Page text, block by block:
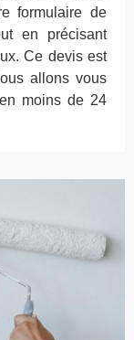
formulaire de
en précisant
Ce devis est
allons vous
moins de 24